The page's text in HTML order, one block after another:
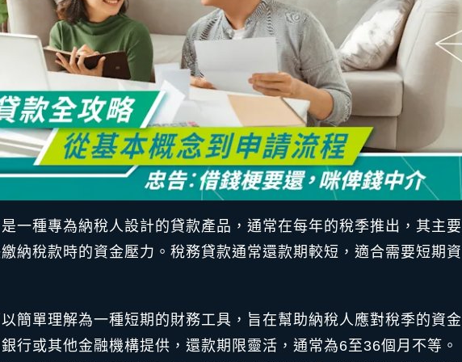
一種專為納稅人設計的貸款產品，通常在每年的稅季推出，其主要
納稅款時的資金壓力。稅務貸款通常還款期較短，適合需要短期資
簡單理解為一種短期的財務工具，旨在幫助納稅人應對稅季的資金
行或其他金融機構提供，還款期限靈活，通常為6至36個月不等。